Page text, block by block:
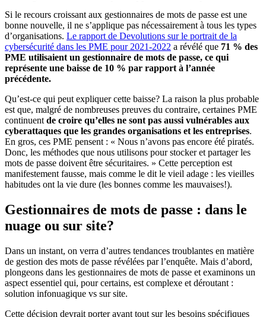
Si le recours croissant aux gestionnaires de mots de passe est une
bonne nouvelle, il ne s’applique pas nécessairement à tous les types
d’organisations. Le rapport de Devolutions sur le portrait de la
cybersécurité dans les PME pour 2021-2022 a révélé que 71 % des
PME utilisaient un gestionnaire de mots de passe, ce qui
représente une baisse de 10 % par rapport à l’année
précédente.
Qu’est-ce qui peut expliquer cette baisse? La raison la plus probable
est que, malgré de nombreuses preuves du contraire, certaines PME
continuent de croire qu’elles ne sont pas aussi vulnérables aux
cyberattaques que les grandes organisations et les entreprises.
En gros, ces PME pensent : « Nous n’avons pas encore été piratés.
Donc, les méthodes que nous utilisons pour stocker et partager les
mots de passe doivent être sécuritaires. » Cette perception est
manifestement fausse, mais comme le dit le vieil adage : les vieilles
habitudes ont la vie dure (les bonnes comme les mauvaises!).
Gestionnaires de mots de passe : dans le
nuage ou sur site?
Dans un instant, on verra d’autres tendances troublantes en matière
de gestion des mots de passe révélées par l’enquête. Mais d’abord,
plongeons dans les gestionnaires de mots de passe et examinons un
aspect essentiel qui, pour certains, est complexe et déroutant :
solution infonuagique vs sur site.
Cette décision devrait porter avant tout sur les besoins spécifiques